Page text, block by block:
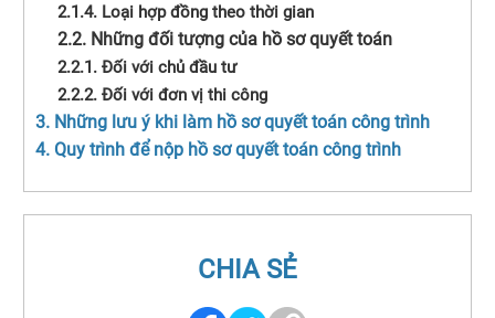
2.1.4. Loại hợp đồng theo thời gian
2.2. Những đối tượng của hồ sơ quyết toán
2.2.1. Đối với chủ đầu tư
2.2.2. Đối với đơn vị thi công
3. Những lưu ý khi làm hồ sơ quyết toán công trình
4. Quy trình để nộp hồ sơ quyết toán công trình
CHIA SẺ